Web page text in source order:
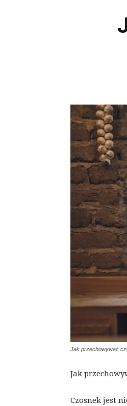
Jak przechowywać
Jak
Czosnek jest